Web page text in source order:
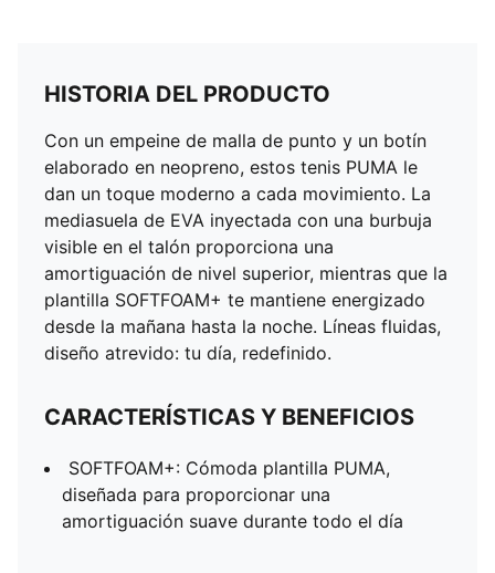
HISTORIA DEL PRODUCTO
Con un empeine de malla de punto y un botín
elaborado en neopreno, estos tenis PUMA le
dan un toque moderno a cada movimiento. La
mediasuela de EVA inyectada con una burbuja
visible en el talón proporciona una
amortiguación de nivel superior, mientras que la
plantilla SOFTFOAM+ te mantiene energizado
desde la mañana hasta la noche. Líneas fluidas,
diseño atrevido: tu día, redefinido.
CARACTERÍSTICAS Y BENEFICIOS
SOFTFOAM+: Cómoda plantilla PUMA,
diseñada para proporcionar una
amortiguación suave durante todo el día